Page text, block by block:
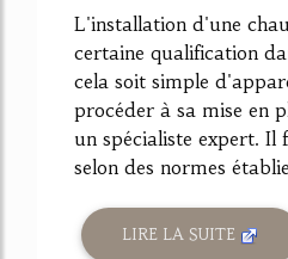
L'installation d'une
certaine qualification
cela soit simple
procéder à sa mise en
un spécialiste expert. Il
selon des normes
LIRE LA SUITE